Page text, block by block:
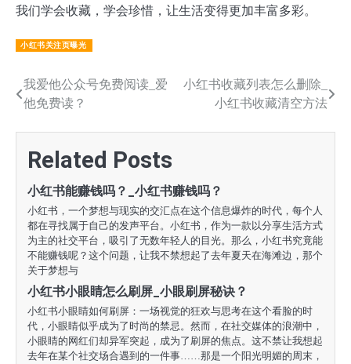
我们学会收藏，学会珍惜，让生活变得更加丰富多彩。
小红书关注页曝光
文
航
我爱他公众号免费阅读_爱
他免费读？
小红书收藏列表怎么删除_
小红书收藏清空方法
Related Posts
小红书能赚钱吗？_小红书赚钱吗？
小红书，一个梦想与现实的交汇点在这个信息爆炸的时代，每个人
都在寻找属于自己的发声平台。小红书，作为一款以分享生活方式
为主的社交平台，吸引了无数年轻人的目光。那么，小红书究竟能
不能赚钱呢？这个问题，让我不禁想起了去年夏天在海滩边，那个
关于梦想与
小红书小眼睛怎么刷屏_小眼刷屏秘诀？
小红书小眼睛如何刷屏：一场视觉的狂欢与思考在这个看脸的时
代，小眼睛似乎成为了时尚的禁忌。然而，在社交媒体的浪潮中，
小眼睛的网红们却异军突起，成为了刷屏的焦点。这不禁让我想起
去年在某个社交场合遇到的一件事……那是一个阳光明媚的周末，